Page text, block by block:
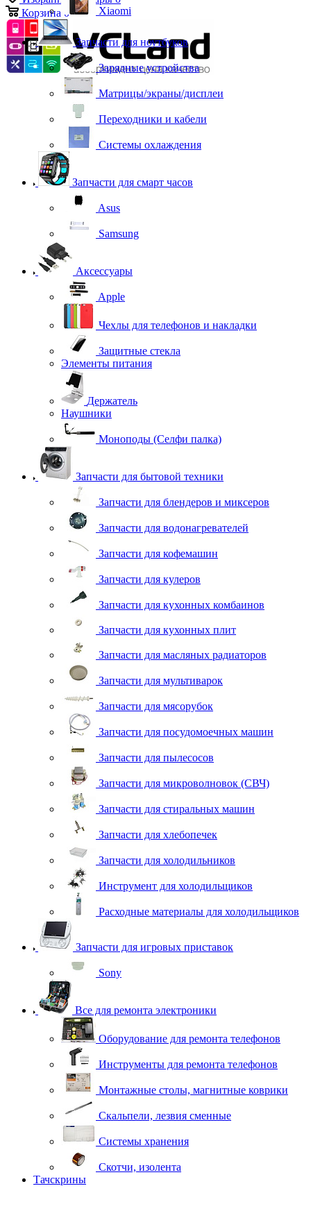
Корзина 0 Xiaomi
Запчасти для ноутбуков
Зарядные устройства
Матрицы/экраны/дисплеи
Переходники и кабели
Системы охлаждения
Запчасти для смарт часов
Asus
Samsung
Аксессуары
Apple
Чехлы для телефонов и накладки
Защитные стекла
Элементы питания
Держатель
Наушники
Моноподы (Селфи палка)
Запчасти для бытовой техники
Запчасти для блендеров и миксеров
Запчасти для водонагревателей
Запчасти для кофемашин
Запчасти для кулеров
Запчасти для кухонных комбаинов
Запчасти для кухонных плит
Запчасти для масляных радиаторов
Запчасти для мультиварок
Запчасти для мясорубок
Запчасти для посудомоечных машин
Запчасти для пылесосов
Запчасти для микроволновок (СВЧ)
Запчасти для стиральных машин
Запчасти для хлебопечек
Запчасти для холодильников
Инструмент для холодильщиков
Расходные материалы для холодильщиков
Запчасти для игровых приставок
Sony
Все для ремонта электроники
Оборудование для ремонта телефонов
Инструменты для ремонта телефонов
Монтажные столы, магнитные коврики
Скальпели, лезвия сменные
Системы хранения
Скотчи, изолента
Тачскрины